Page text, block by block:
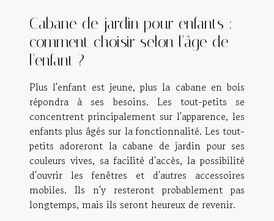
Cabane de jardin pour enfants :
comment choisir selon l'âge de
l'enfant ?
Plus l'enfant est jeune, plus la cabane en bois
répondra à ses besoins. Les tout-petits se
concentrent principalement sur l'apparence, les
enfants plus âgés sur la fonctionnalité. Les tout-
petits adoreront la cabane de jardin pour ses
couleurs vives, sa facilité d'accès, la possibilité
d'ouvrir les fenêtres et d'autres accessoires
mobiles. Ils n'y resteront probablement pas
longtemps, mais ils seront heureux de revenir.